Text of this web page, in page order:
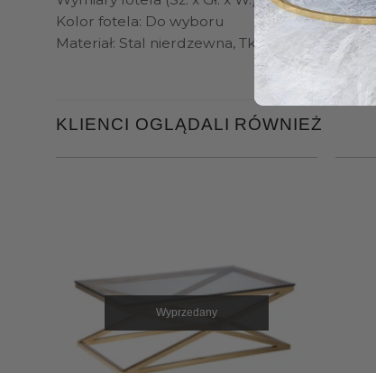
Kolor fotela: Do wyboru
Materiał: Stal nierdzewna, Tkanina
KLIENCI OGLĄDALI RÓWNIEŻ
Wyprzedany